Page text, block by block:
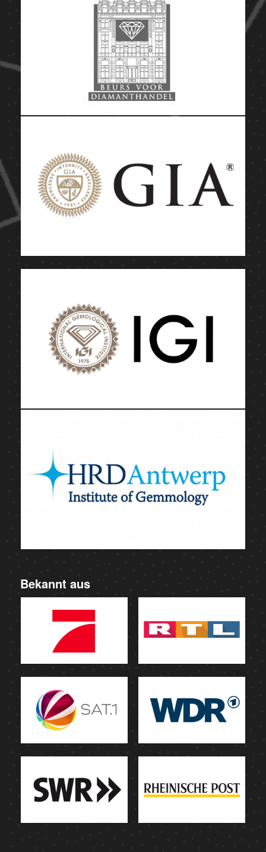
Bekannt aus